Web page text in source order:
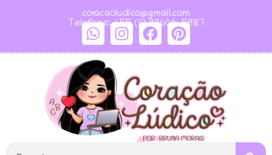
coracaoludico@gmail.com
Telefone: +55 (11) 99604-5987